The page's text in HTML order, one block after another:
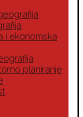
i ekonomska
planiranje